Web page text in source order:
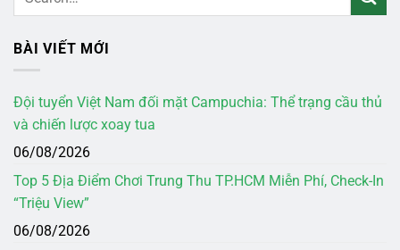
BÀI VIẾT MỚI
Đội tuyển Việt Nam đối mặt Campuchia: Thể trạng cầu thủ
và chiến lược xoay tua
06/08/2026
Top 5 Địa Điểm Chơi Trung Thu TP.HCM Miễn Phí, Check-In
“Triệu View”
06/08/2026